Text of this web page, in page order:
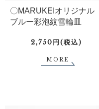
〇MARUKEIオリジナル
ブルー彩泡紋雪輪皿
2,750円(税込)
MORE